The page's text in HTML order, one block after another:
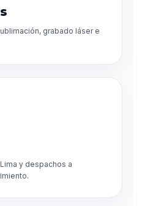
grabado láser e
y despachos a